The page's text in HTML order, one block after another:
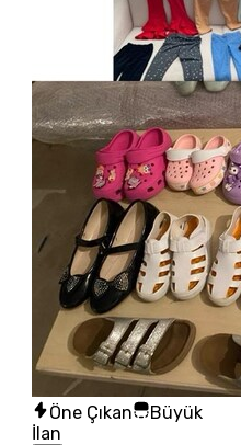
Öne Çıkan
Büyük
İlan